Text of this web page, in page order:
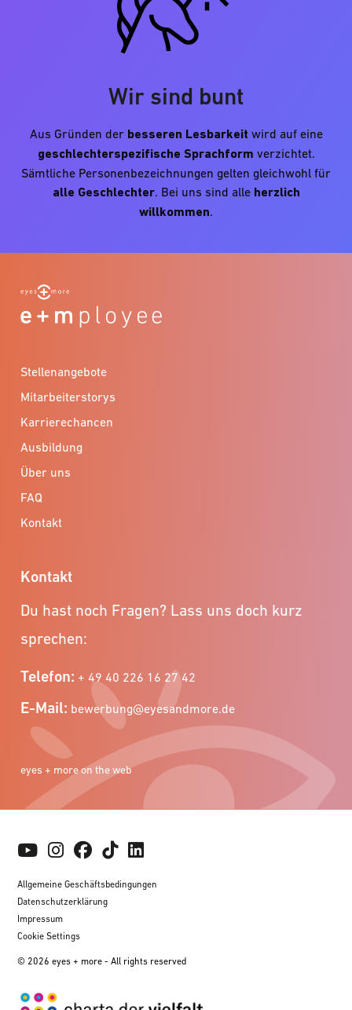
Wir sind bunt
Aus Gründen der besseren Lesbarkeit wird auf eine
geschlechterspezifische Sprachform verzichtet.
Sämtliche Personenbezeichnungen gelten gleichwohl für
alle Geschlechter. Bei uns sind alle herzlich
willkommen.
Stellenangebote
Mitarbeiterstorys
Karrierechancen
Ausbildung
Über uns
FAQ
Kontakt
Kontakt
Du hast noch Fragen? Lass uns doch kurz
sprechen:
Telefon: + 49 40 226 16 27 42
E-Mail: bewerbung@eyesandmore.de
eyes + more on the web
Allgemeine Geschäftsbedingungen
Datenschutzerklärung
Impressum
Cookie Settings
© 2026 eyes + more - All rights reserved